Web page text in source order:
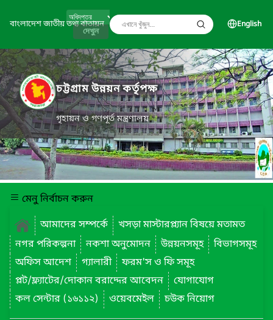
বাংলাদেশ জাতীয় তথ্য বাতায়ন
দেখুন
English
চট্টগ্রাম উন্নয়ন কর্তৃপক্ষ
গৃহায়ন ও গণপূর্ত মন্ত্রণালয়
মেনু নির্বাচন করুন
আমাদের সম্পর্কে
খসড়া মাস্টারপ্ল্যান বিষয়ে মতামত
নগর পরিকল্পনা
নকশা অনুমোদন উন্নয়নসমূহ
বিভাগসমূহ
অফিস আদেশ
গ্যালারী
ফরম'স ও ফি সমূহ
প্লট/ফ্ল্যাটের/দোকান বরাদ্দের আবেদন
যোগাযোগ
কল সেন্টার (১৬১১২)
ওয়েবমেইল চউক নিয়োগ